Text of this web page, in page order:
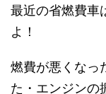
最近の省燃費車
よ！
燃費が悪くなっ
た・エンジンの